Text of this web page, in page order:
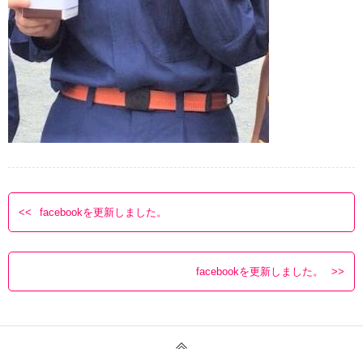
facebookを更新しました。
facebookを更新しました。